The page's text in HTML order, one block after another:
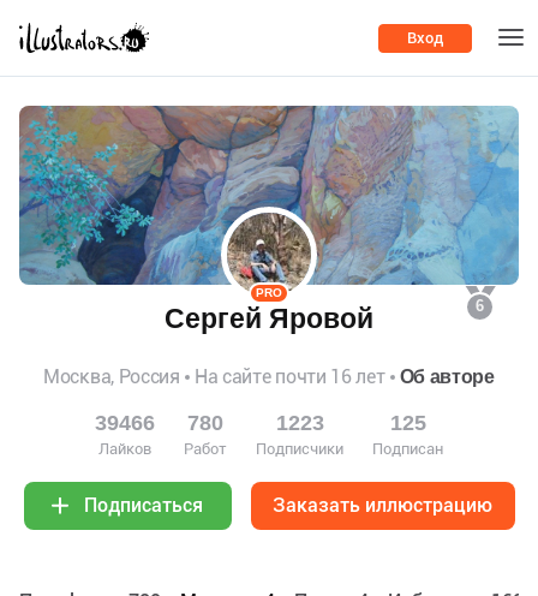
Вход
6
PRO
Сергей Яровой
Москва, Россия На сайте почти 16 лет Об авторе
39466
Лайков
780
Работ
1223
Подписчики
125
Подписан
Подписаться Заказать иллюстрацию